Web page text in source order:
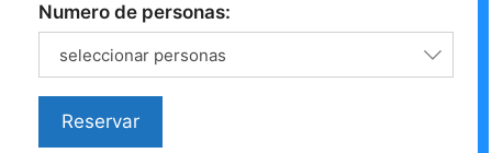
Numero de personas:
seleccionar personas
Reservar